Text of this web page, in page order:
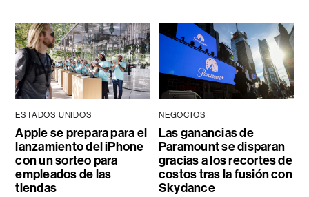
ESTADOS UNIDOS
Apple se prepara para el
lanzamiento del iPhone
con un sorteo para
empleados de las
tiendas
NEGOCIOS
Las ganancias de
Paramount se disparan
gracias a los recortes de
costos tras la fusión con
Skydance